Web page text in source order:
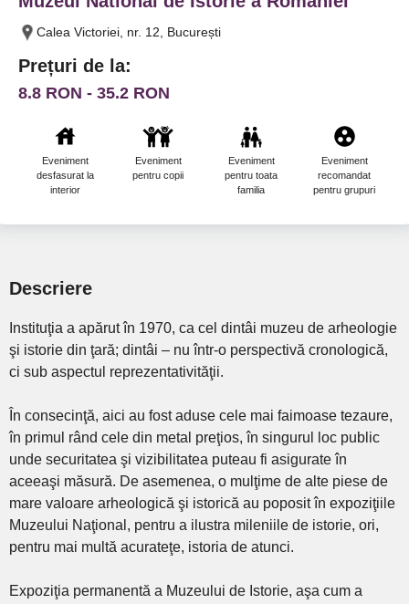
Calea Victoriei, nr. 12, București
Prețuri de la:
8.8 RON - 35.2 RON
Eveniment
desfasurat la
interior
Eveniment
pentru copii
Eveniment
pentru toata
familia
Eveniment
recomandat
pentru grupuri
Descriere
Instituţia a apărut în 1970, ca cel dintâi muzeu de arheologie
şi istorie din ţară; dintâi – nu într-o perspectivă cronologică,
ci sub aspectul reprezentativităţii.
În consecinţă, aici au fost aduse cele mai faimoase tezaure,
în primul rând cele din metal preţios, în singurul loc public
unde securitatea şi vizibilitatea puteau fi asigurate în
aceeaşi măsură. De asemenea, o mulţime de alte piese de
mare valoare arheologică şi istorică au poposit în expoziţiile
Muzeului Naţional, pentru a ilustra mileniile de istorie, ori,
pentru mai multă acurateţe, istoria de atunci.
Expoziţia permanentă a Muzeului de Istorie, aşa cum a